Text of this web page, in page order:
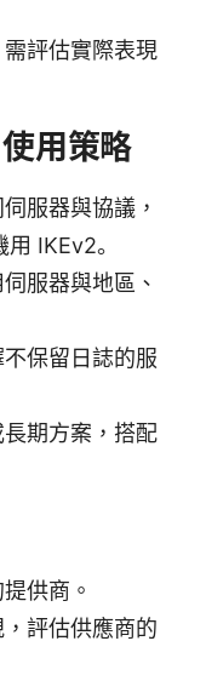
評估實際表現
用策略
服器與協議，
IKEv2。
服器與地區、
保留日誌的服
期方案，搭配
供商。
評估供應商的